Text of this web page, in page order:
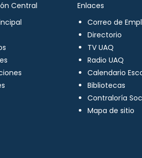
Central
Enlaces
Correo de
Directorio
TV UAQ
Radio UAQ
Calendario
Bibliotecas
Contraloría
Mapa de sitio